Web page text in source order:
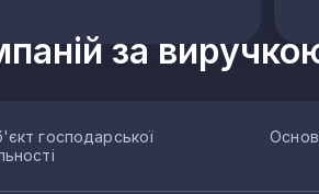
за
господарської